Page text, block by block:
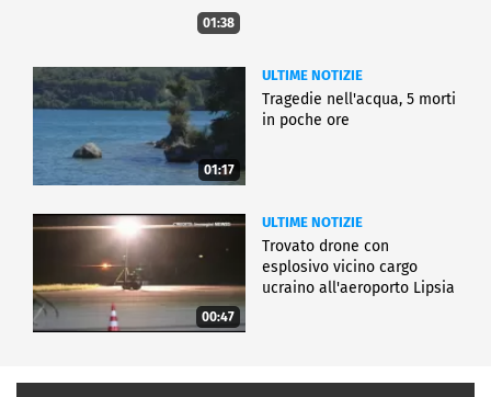
01:38
01:17
ULTIME NOTIZIE
Tragedie nell'acqua, 5 morti
in poche ore
00:47
ULTIME NOTIZIE
Trovato drone con
esplosivo vicino cargo
ucraino all'aeroporto Lipsia